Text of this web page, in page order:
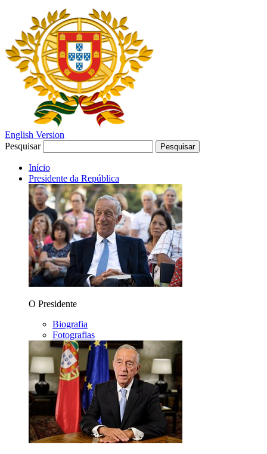
English Version
Pesquisar
Pesquisar
Início
Presidente da República
O Presidente
Biografia
Fotografias